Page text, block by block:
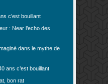
c’est bouillant
: Near l’echo des
dans le mythe de
ans c’est bouillant
bon rat